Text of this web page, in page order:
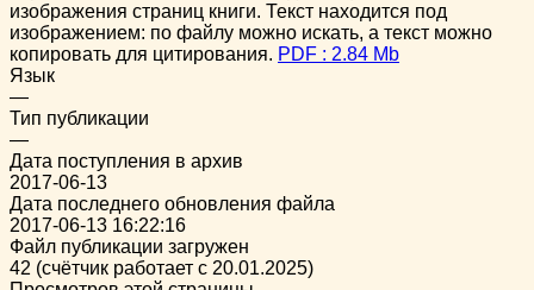
изображения страниц книги. Текст находится под
изображением: по файлу можно искать, а текст можно
копировать для цитирования. PDF : 2.84 Mb
Язык
—
Тип публикации
—
Дата поступления в архив
2017-06-13
Дата последнего обновления файла
2017-06-13 16:22:16
Файл публикации загружен
42 (счётчик работает с 20.01.2025)